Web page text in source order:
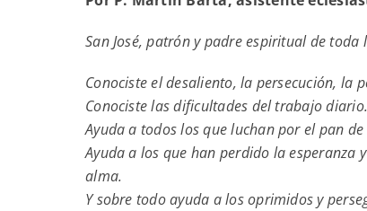
San José, patrón y padre espiritual de toda
Conociste el desaliento, la persecución, la
Conociste las dificultades del trabajo diario.
Ayuda a todos los que luchan por el pan
Ayuda a los que han perdido la esperanza
alma.
Y sobre todo ayuda a los oprimidos y